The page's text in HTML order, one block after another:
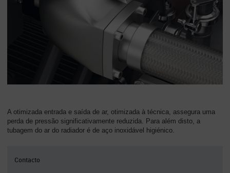
A otimizada entrada e saída de ar, otimizada à técnica, assegura uma
perda de pressão significativamente reduzida. Para além disto, a
tubagem do ar do radiador é de aço inoxidável higiénico.
Contacto